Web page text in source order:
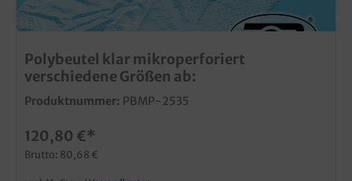
Polybeutel klar mikroperforiert
verschiedene Größen ab:
Produktnummer: PBMP-2535
120,80 €*
Brutto: 80,68 €